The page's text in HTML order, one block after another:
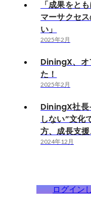
「成果をと
マーサクセ
い」
2025年2月
DiningX、オ
た！
2025年2月
DiningX社
しない”文化
方、成長支
2024年12月
ログイン